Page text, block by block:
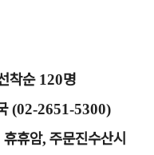
착순 120명
(02-2651-5300)
휴휴암,주문진수산시